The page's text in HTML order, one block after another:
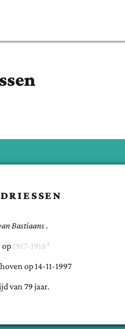
DRIESSEN
Bastiaans .
op 1917-1918*
op 14-11-1997
van 79 jaar.